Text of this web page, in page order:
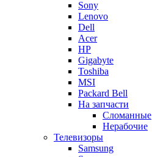
Sony
Lenovo
Dell
Acer
HP
Gigabyte
Toshiba
MSI
Packard Bell
На запчасти
Сломанные
Нерабочие
Телевизоры
Samsung